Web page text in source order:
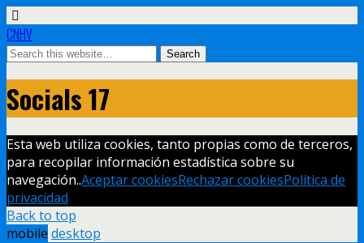
CNHV
Socials 17
Esta web utiliza cookies, tanto propias como de terceros,
para recopilar información estadística sobre su
navegación..Aceptar cookiesRechazar cookiesPolítica de
privacidad
Back to top
mobile desktop